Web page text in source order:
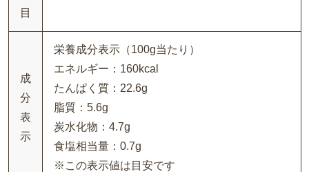
目
成
分
表
示
栄養成分表示（100g当たり）
エネルギー：160kcal
たんぱく質：22.6g
脂質：5.6g
炭水化物：4.7g
食塩相当量：0.7g
※この表示値は目安です